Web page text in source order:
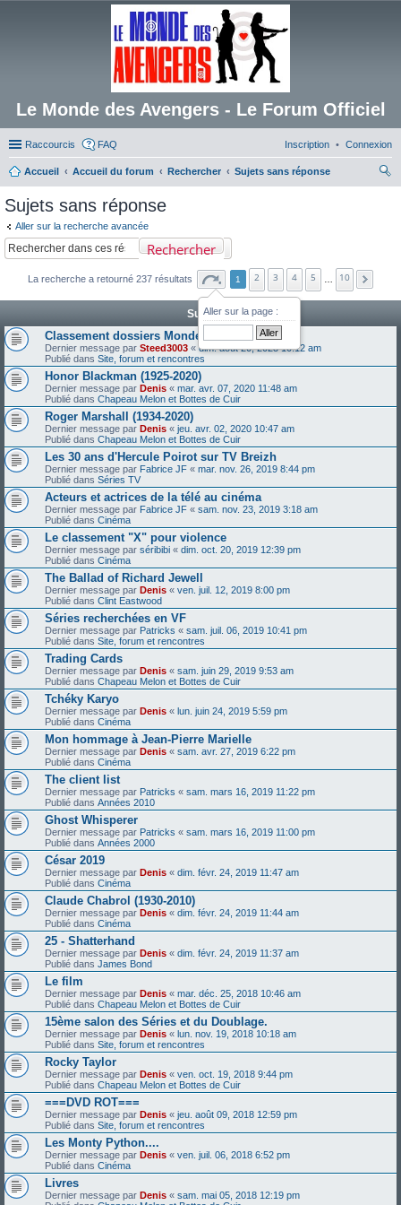
Le Monde des Avengers - Le Forum Officiel
Raccourcis FAQ Connexion
Inscription
Accueil Accueil du forum Rechercher
Sujets sans réponse
Sujets sans réponse
Aller sur la recherche avancée
Rechercher
La recherche a retourné 237 résultats
Aller sur la page :
1 2 3 4 5 10
Sujets
Classement dossiers Monde des Avengers
Dernier message par Steed3003 «dim. août 20, 2023 10:12 am
Publié dans Site, forum et rencontres
Honor Blackman (1925-2020)
Dernier message par Denis « mar. avr. 07, 2020 11:48 am
Publié dans Chapeau Melon et Bottes de Cuir
Roger Marshall (1934-2020)
Dernier message par Denis « jeu. avr. 02, 2020 10:47 am
Publié dans Chapeau Melon et Bottes de Cuir
Les 30 ans d'Hercule Poirot sur TV Breizh
Dernier message par Fabrice JF « mar. nov. 26, 2019 8:44 pm
Publié dans Séries TV
Acteurs et actrices de la télé au cinéma
Dernier message par Fabrice JF « sam. nov. 23, 2019 3:18 am
Publié dans Cinéma
Le classement "X" pour violence
Dernier message par séribibi « dim. oct. 20, 2019 12:39 pm
Publié dans Cinéma
The Ballad of Richard Jewell
Dernier message par Denis « ven. juil. 12, 2019 8:00 pm
Publié dans Clint Eastwood
Séries recherchées en VF
Dernier message par Patricks « sam. juil. 06, 2019 10:41 pm
Publié dans Site, forum et rencontres
Trading Cards
Dernier message par Denis « sam. juin 29, 2019 9:53 am
Publié dans Chapeau Melon et Bottes de Cuir
Tchéky Karyo
Dernier message par Denis « lun. juin 24, 2019 5:59 pm
Publié dans Cinéma
Mon hommage à Jean-Pierre Marielle
Dernier message par Denis « sam. avr. 27, 2019 6:22 pm
Publié dans Cinéma
The client list
Dernier message par Patricks « sam. mars 16, 2019 11:22 pm
Publié dans Années 2010
Ghost Whisperer
Dernier message par Patricks « sam. mars 16, 2019 11:00 pm
Publié dans Années 2000
César 2019
Dernier message par Denis « dim. févr. 24, 2019 11:47 am
Publié dans Cinéma
Claude Chabrol (1930-2010)
Dernier message par Denis « dim. févr. 24, 2019 11:44 am
Publié dans Cinéma
25 - Shatterhand
Dernier message par Denis « dim. févr. 24, 2019 11:37 am
Publié dans James Bond
Le film
Dernier message par Denis « mar. déc. 25, 2018 10:46 am
Publié dans Chapeau Melon et Bottes de Cuir
15ème salon des Séries et du Doublage.
Dernier message par Denis « lun. nov. 19, 2018 10:18 am
Publié dans Site, forum et rencontres
Rocky Taylor
Dernier message par Denis « ven. oct. 19, 2018 9:44 pm
Publié dans Chapeau Melon et Bottes de Cuir
===DVD ROT===
Dernier message par Denis « jeu. août 09, 2018 12:59 pm
Publié dans Site, forum et rencontres
Les Monty Python....
Dernier message par Denis « ven. juil. 06, 2018 6:52 pm
Publié dans Cinéma
Livres
Dernier message par Denis « sam. mai 05, 2018 12:19 pm